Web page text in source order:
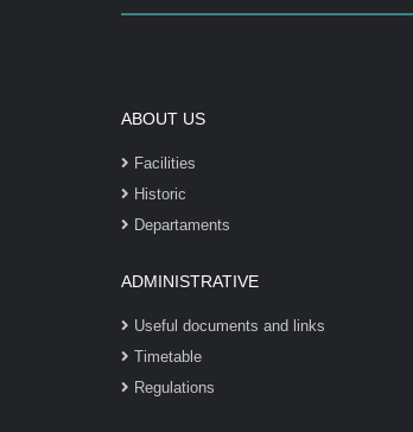
ABOUT US
Facilities
Historic
Departaments
ADMINISTRATIVE
Useful documents and links
Timetable
Regulations